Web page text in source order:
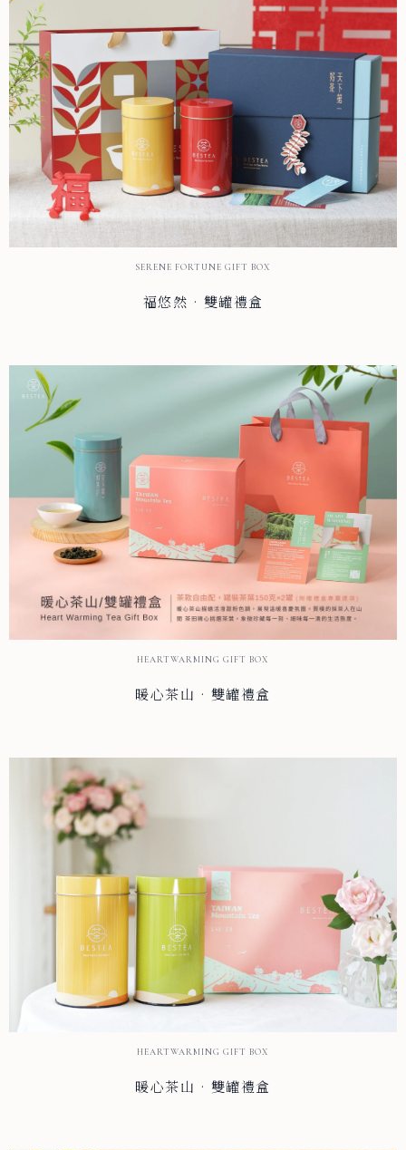
SERENE FORTUNE GIFT BOX
福悠然 · 雙罐禮盒
HEARTWARMING GIFT BOX
暖心茶山 · 雙罐禮盒
HEARTWARMING GIFT BOX
暖心茶山 · 雙罐禮盒